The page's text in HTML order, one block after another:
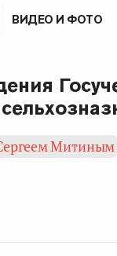
ВИДЕО И ФОТО
Митиным